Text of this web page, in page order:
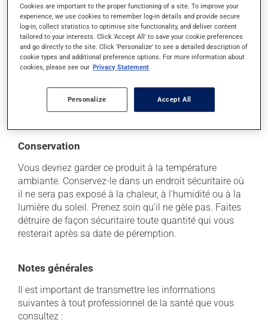
que des effets secondaires soient rapportés par ceux
qui l'utilisent. À l'occasion, des réactions mineures
peuvent survenir, mais elles disparaissent d'elles-
mêmes rapidement, sans intervention. Si vous croyez
que ce produit est la cause d'un problème qui vous
incommode, n'hésitez pas à en parler avec vos
professionnels de la santé. Ils pourront vous aider à
déterminer si votre traitement en est la source et, au
besoin, vous aider à bien gérer la situation.
Conservation
Vous devriez garder ce produit à la température
ambiante. Conservez-le dans un endroit sécuritaire où
il ne sera pas exposé à la chaleur, à l'humidité ou à la
lumière du soleil. Prenez soin qu'il ne gèle pas. Faites
détruire de façon sécuritaire toute quantité qui vous
resterait après sa date de péremption.
Notes générales
Il est important de transmettre les informations
suivantes à tout professionnel de la santé que vous
consultez :
Cookies are important to the proper functioning of a site. To improve your
experience, we use cookies to remember log-in details and provide secure
log-in, collect statistics to optimise site functionality, and deliver content
tailored to your interests. Click 'Accept All' to save your cookie preferences
and go directly to the site. Click 'Personalize' to see a detailed description of
cookie types and additional preference options. For more information about
cookies, please see our Privacy Statement
Personalize Accept All